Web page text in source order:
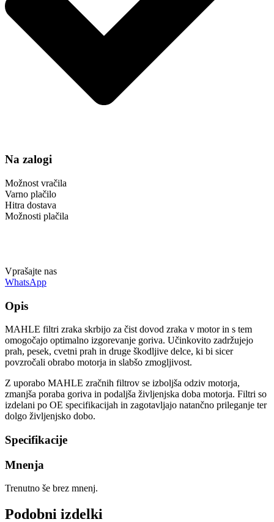
Na zalogi
Možnost vračila
Varno plačilo
Hitra dostava
Možnosti plačila
Vprašajte nas
WhatsApp
Opis
MAHLE filtri zraka skrbijo za čist dovod zraka v motor in s tem
omogočajo optimalno izgorevanje goriva. Učinkovito zadržujejo
prah, pesek, cvetni prah in druge škodljive delce, ki bi sicer
povzročali obrabo motorja in slabšo zmogljivost.
Z uporabo MAHLE zračnih filtrov se izboljša odziv motorja,
zmanjša poraba goriva in podaljša življenjska doba motorja. Filtri so
izdelani po OE specifikacijah in zagotavljajo natančno prileganje ter
dolgo življenjsko dobo.
Specifikacije
Mnenja
Trenutno še brez mnenj.
Podobni izdelki